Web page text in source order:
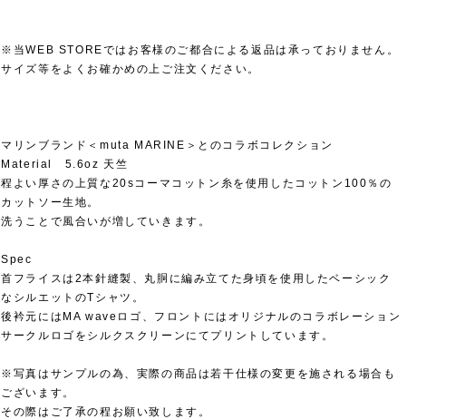
※当WEB STOREではお客様のご都合による返品は承っておりません。
サイズ等をよくお確かめの上ご注文ください。
マリンブランド＜muta MARINE＞とのコラボコレクション
Material 5.6oz 天竺
程よい厚さの上質な20sコーマコットン糸を使用したコットン100％の
カットソー生地。
洗うことで風合いが増していきます。
Spec
首フライスは2本針縫製、丸胴に編み立てた身頃を使用したベーシック
なシルエットのTシャツ。
後衿元にはMA waveロゴ、フロントにはオリジナルのコラボレーション
サークルロゴをシルクスクリーンにてプリントしています。
※写真はサンプルの為、実際の商品は若干仕様の変更を施される場合も
ございます。
その際はご了承の程お願い致します。